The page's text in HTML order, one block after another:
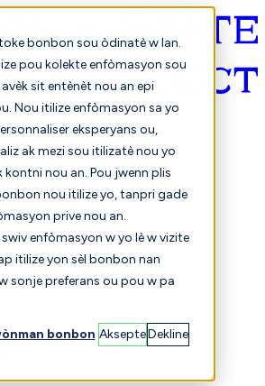
bonbon sou òdinatè w lan.
pou kolekte enfòmasyon sou
sit entènèt nou an epi
Nou itilize enfòmasyon sa yo
eksperyans ou,
ak mezi sou itilizatè nou yo
nou an. Pou jwenn plis
nou itilize yo, tanpri gade
prive nou an.
enfòmasyon w yo lè w vizite
itilize yon sèl bonbon nan
sonje preferans ou pou w pa
bonbon AksepteDekline